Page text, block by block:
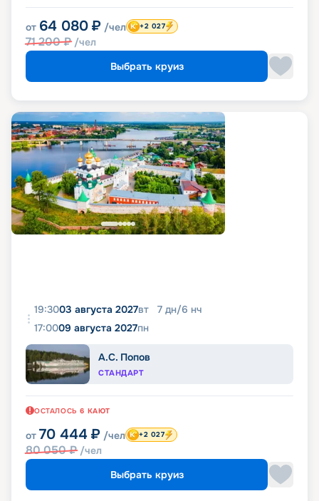
от 64 080 ₽ /чел
71 200₽ /чел
+2 027
Выбрать круиз
19:3003 августа 2027вт 7 дн/6 нч
17:0009 августа 2027пн
А.С. Попов
СТАНДАРТ
ОСТАЛОСЬ 6 КАЮТ
от 70 444 ₽ /чел
80 050₽ /чел
+2 027
Выбрать круиз